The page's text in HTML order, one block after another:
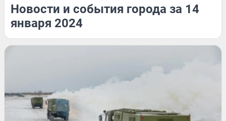
Новости и события города за 14
января 2024